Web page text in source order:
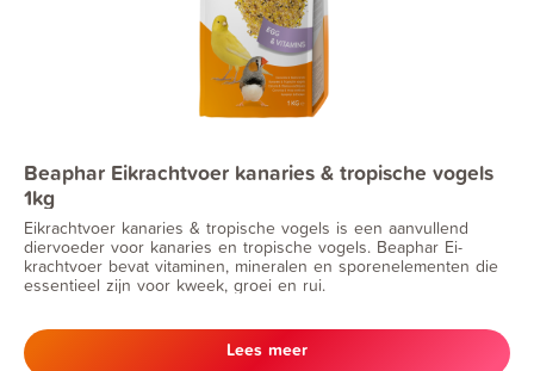
Beaphar Eikrachtvoer kanaries & tropische vogels
1kg
Eikrachtvoer kanaries & tropische vogels is een aanvullend
diervoeder voor kanaries en tropische vogels. Beaphar Ei-
krachtvoer bevat vitaminen, mineralen en sporenelementen die
essentieel zijn voor kweek, groei en rui.
Lees meer